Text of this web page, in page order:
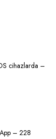
cihazlarda –
– 228